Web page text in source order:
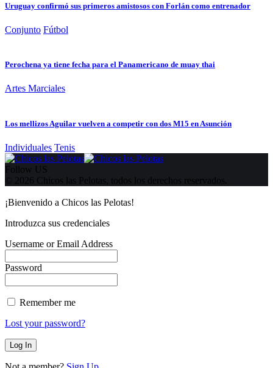
Uruguay confirmó sus primeros amistosos con Forlán como entrenador
Conjunto Fútbol
Perochena ya tiene fecha para el Panamericano de muay thai
Artes Marciales
Los mellizos Aguilar vuelven a competir con dos M15 en Asunción
Individuales Tenis
Follow US
© 2026 Chicos las Pelotas, todos los derechos reservados.
¡Bienvenido a Chicos las Pelotas!
Introduzca sus credenciales
Username or Email Address
Password
Remember me
Lost your password?